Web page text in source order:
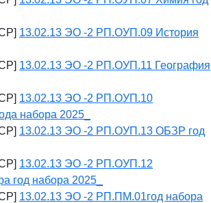
13.02.13 ЭО -2 РП.ОУП.09 История
13.02.13 ЭО -2 РП.ОУП.11 География
13.02.13 ЭО -2 РП.ОУП.10
набора 2025_
13.02.13 ЭО -2 РП.ОУП.13 ОБЗР год
13.02.13 ЭО -2 РП.ОУП.12
год набора 2025_
13.02.13 ЭО -2 РП.ПМ.01год набора